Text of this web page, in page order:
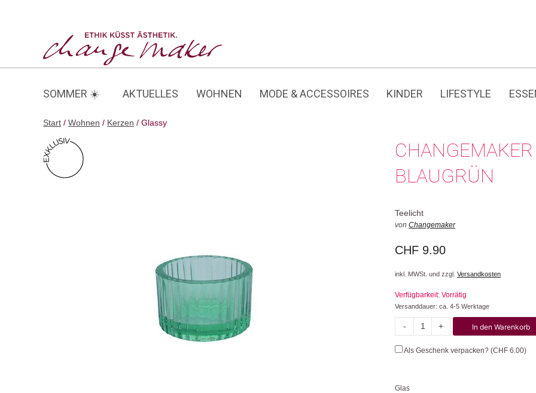
SOMMER ☀️ AKTUELLES WOHNEN MODE & ACCESSOIRES KINDER LIFESTYLE
Start / Wohnen / Kerzen / Glassy
BLAUGRÜN
Teelicht
von Changemaker
CHF 9.90
inkl. MWSt. und zzgl. Versandkosten
Verfügbarkeit: Vorrätig
Versanddauer: ca. 4-5 Werktage
-
Menge
+ In den Warenkorb
Als Geschenk verpacken? (CHF 6.00)
Glas